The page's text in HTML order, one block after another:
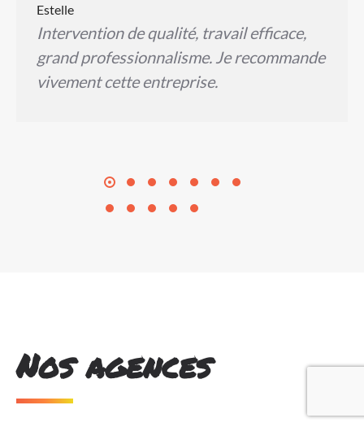
Estelle
Intervention de qualité, travail efficace,
grand professionnalisme. Je recommande
vivement cette entreprise.
Nos agences